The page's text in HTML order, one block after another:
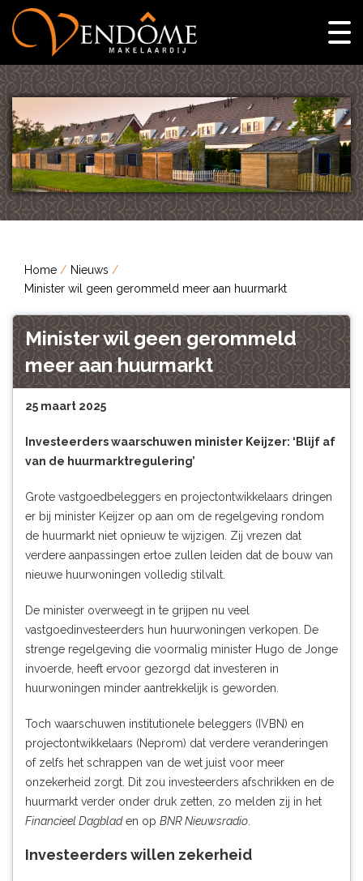
Home
Nieuws
Minister wil geen gerommeld meer aan huurmarkt
Minister wil geen gerommeld
meer aan huurmarkt
25 maart 2025
Investeerders waarschuwen minister Keijzer: ‘Blijf af
van de huurmarktregulering’
Grote vastgoedbeleggers en projectontwikkelaars dringen
er bij minister Keijzer op aan om de regelgeving rondom
de huurmarkt niet opnieuw te wijzigen. Zij vrezen dat
verdere aanpassingen ertoe zullen leiden dat de bouw van
nieuwe huurwoningen volledig stilvalt.
De minister overweegt in te grijpen nu veel
vastgoedinvesteerders hun huurwoningen verkopen. De
strenge regelgeving die voormalig minister Hugo de Jonge
invoerde, heeft ervoor gezorgd dat investeren in
huurwoningen minder aantrekkelijk is geworden.
Toch waarschuwen institutionele beleggers (IVBN) en
projectontwikkelaars (Neprom) dat verdere veranderingen
of zelfs het schrappen van de wet juist voor meer
onzekerheid zorgt. Dit zou investeerders afschrikken en de
huurmarkt verder onder druk zetten, zo melden zij in het
Financieel Dagbladen op BNR Nieuwsradio
Investeerders willen zekerheid